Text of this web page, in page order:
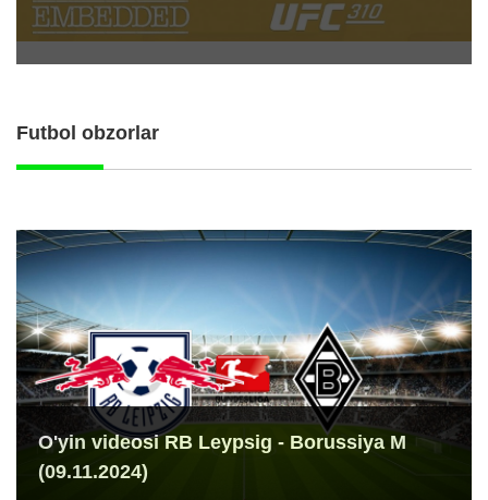
Futbol obzorlar
O'yin videosi RB Leypsig - Borussiya M
(09.11.2024)